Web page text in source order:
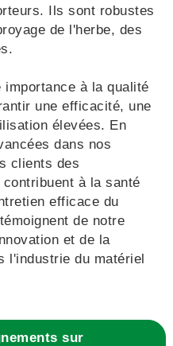
Ils sont robustes
de l'herbe, des
importance à la qualité
une efficacité, une
élevées. En
dans nos
clients des
à la santé
efficace du
de notre
et de la
l'industrie du matériel
sur